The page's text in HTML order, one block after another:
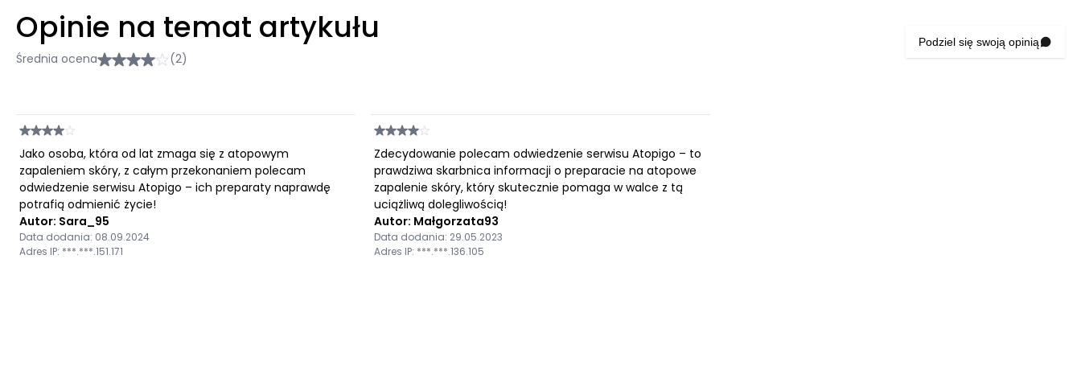
Opinie na temat artykułu
Średnia ocena (2)
Podziel się swoją opinią
Jako osoba, która od lat zmaga się z atopowym
zapaleniem skóry, z całym przekonaniem polecam
odwiedzenie serwisu Atopigo – ich preparaty naprawdę
potrafią odmienić życie!
Autor: Sara_95
Data dodania: 08.09.2024
Adres IP: ***.***.151.171
Zdecydowanie polecam odwiedzenie serwisu Atopigo – to
prawdziwa skarbnica informacji o preparacie na atopowe
zapalenie skóry, który skutecznie pomaga w walce z tą
uciążliwą dolegliwością!
Autor: Małgorzata93
Data dodania: 29.05.2023
Adres IP: ***.***.136.105